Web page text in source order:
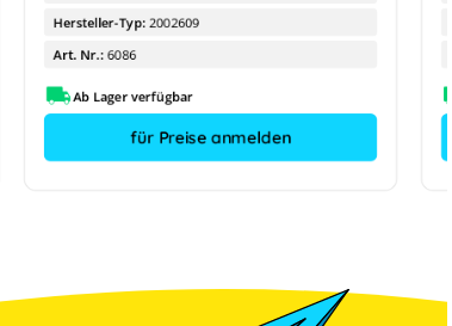
Hersteller-Typ: 2002609
Art. Nr.: 6086
Ab Lager verfügbar
für Preise anmelden